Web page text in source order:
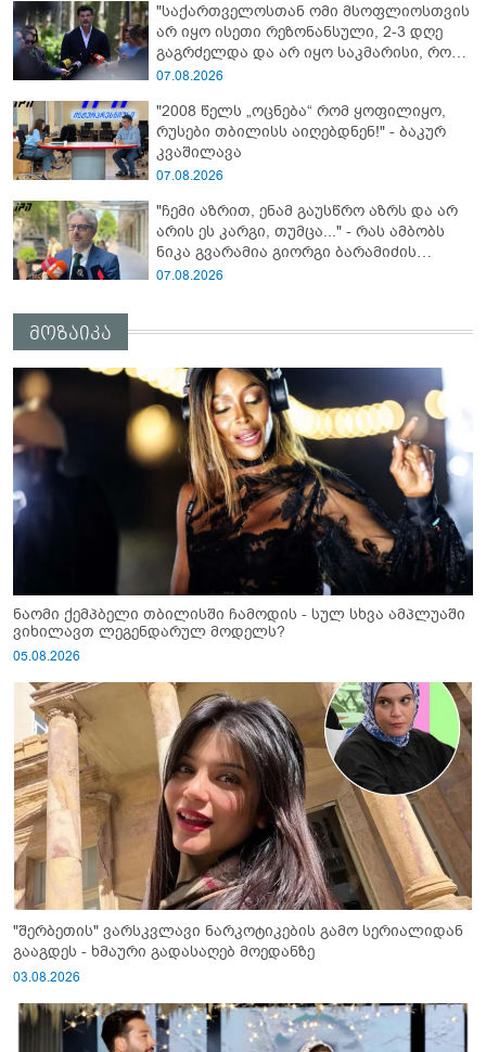
"საქართველოსთან ომი მსოფლიოსთვის
არ იყო ისეთი რეზონანსული, 2-3 დღე
გაგრძელდა და არ იყო საკმარისი, რომ
რუსეთისა და რუსი ხალხის წინააღმდეგ
ვხედავთ" - კახა კალაძე
07.08.2026
"2008 წელს „ოცნება“ რომ ყოფილიყო,
რუსები თბილისს აიღებდნენ!" - ბაკურ
კვაშილავა
07.08.2026
"ჩემი აზრით, ენამ გაუსწრო აზრს და არ
არის ეს კარგი, თუმცა..." - რას ამბობს
ნიკა გვარამია გიორგი ბარამიძის
სკანდალურ განცხადებაზე
07.08.2026
მოზაიკა
ნაომი ქემპბელი თბილისში ჩამოდის - სულ სხვა ამპლუაში
ვიხილავთ ლეგენდარულ მოდელს?
05.08.2026
"შერბეთის" ვარსკვლავი ნარკოტიკების გამო სერიალიდან
გააგდეს - ხმაური გადასაღებ მოედანზე
03.08.2026